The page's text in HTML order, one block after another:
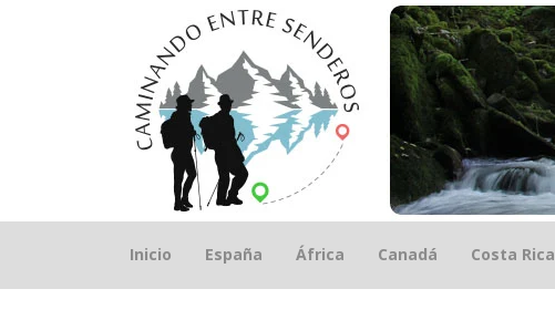
Saltar
Inicio España África Canadá Costa Rica